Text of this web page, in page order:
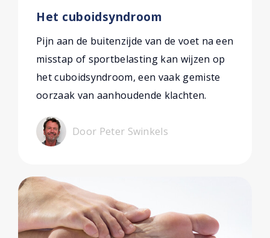
Het cuboidsyndroom
Pijn aan de buitenzijde van de voet na een
misstap of sportbelasting kan wijzen op
het cuboidsyndroom, een vaak gemiste
oorzaak van aanhoudende klachten.
Door Peter Swinkels